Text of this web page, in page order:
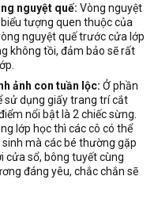
nguyệt quế:Vòng nguyệt
tượng quen thuộc của
nguyệt quế trước cửa lớp
không tồi, đảm bảo sẽ rất
ảnh con tuần lộc: Ở phần
sử dụng giấy trang trí cắt
nổi bật là 2 chiếc sừng.
lớp học thì các cô có thể
mà các bé thường gặp
cửa sổ, bông tuyết cùng
đáng yêu, chắc chắn sẽ